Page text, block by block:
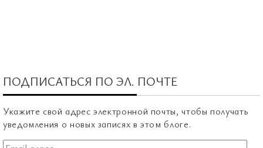
ПОДПИСАТЬСЯ ПО ЭЛ. ПОЧТЕ
Укажите свой адрес электронной почты, чтобы получать
уведомления о новых записях в этом блоге.